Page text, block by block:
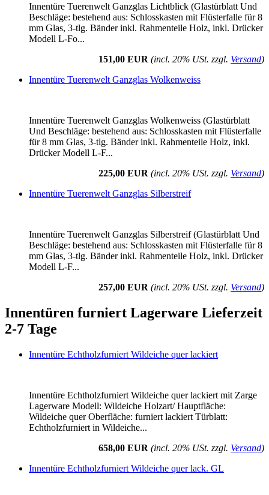
Innentüre Tuerenwelt Ganzglas Lichtblick (Glastürblatt Und
Beschläge: bestehend aus: Schlosskasten mit Flüsterfalle für 8
mm Glas, 3-tlg. Bänder inkl. Rahmenteile Holz, inkl. Drücker
Modell L-Fo...
151,00 EUR (incl. 20% USt. zzgl. Versand)
Innentüre Tuerenwelt Ganzglas Wolkenweiss
Innentüre Tuerenwelt Ganzglas Wolkenweiss (Glastürblatt
Und Beschläge: bestehend aus: Schlosskasten mit Flüsterfalle
für 8 mm Glas, 3-tlg. Bänder inkl. Rahmenteile Holz, inkl.
Drücker Modell L-F...
225,00 EUR (incl. 20% USt. zzgl. Versand)
Innentüre Tuerenwelt Ganzglas Silberstreif
Innentüre Tuerenwelt Ganzglas Silberstreif (Glastürblatt Und
Beschläge: bestehend aus: Schlosskasten mit Flüsterfalle für 8
mm Glas, 3-tlg. Bänder inkl. Rahmenteile Holz, inkl. Drücker
Modell L-F...
257,00 EUR (incl. 20% USt. zzgl. Versand)
Innentüren furniert Lagerware Lieferzeit
2-7 Tage
Innentüre Echtholzfurniert Wildeiche quer lackiert
Innentüre Echtholzfurniert Wildeiche quer lackiert mit Zarge
Lagerware Modell: Wildeiche Holzart/ Hauptfläche:
Wildeiche quer Oberfläche: furniert lackiert Türblatt:
Echtholzfurniert in Wildeiche...
658,00 EUR (incl. 20% USt. zzgl. Versand)
Innentüre Echtholzfurniert Wildeiche quer lack. GL